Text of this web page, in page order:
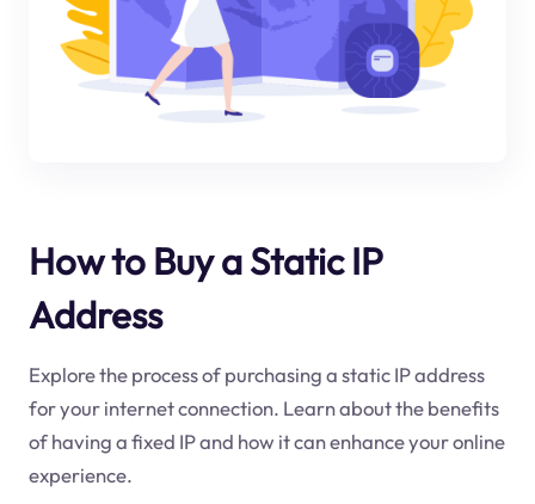
How to Buy a Static IP
Address
Explore the process of purchasing a static IP address
for your internet connection. Learn about the benefits
of having a fixed IP and how it can enhance your online
experience.